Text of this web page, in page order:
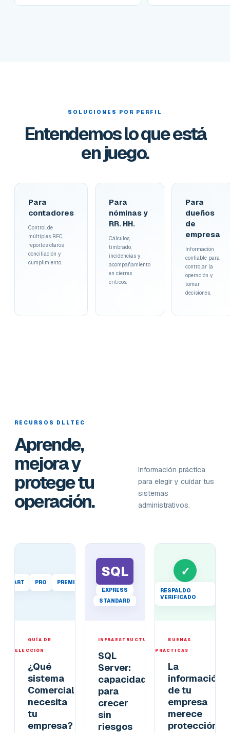
SOLUCIONES POR PERFIL
Entendemos lo que está
en juego.
Para
contadores
Control de
múltiples RFC,
reportes claros,
conciliación y
cumplimiento.
Para
nóminas y
RR. HH.
Cálculos,
timbrado,
incidencias y
acompañamiento
en cierres
críticos.
Para
dueños
de
empresa
Información
confiable para
controlar la
operación y
tomar
decisiones.
RECURSOS DLLTEC
Aprende,
mejora y
protege tu
operación.
Información práctica
para elegir y cuidar tus
sistemas
administrativos.
START PRO PREMIUM
GUÍA DE
ELECCIÓN
¿Qué
sistema
Comercial
necesita
tu
empresa?
SQL
EXPRESS
STANDARD
INFRAESTRUCTURA
SQL
Server:
capacidad
para
crecer
sin
riesgos
✓
RESPALDO
VERIFICADO
BUENAS
PRÁCTICAS
La
información
de tu
empresa
merece
protección